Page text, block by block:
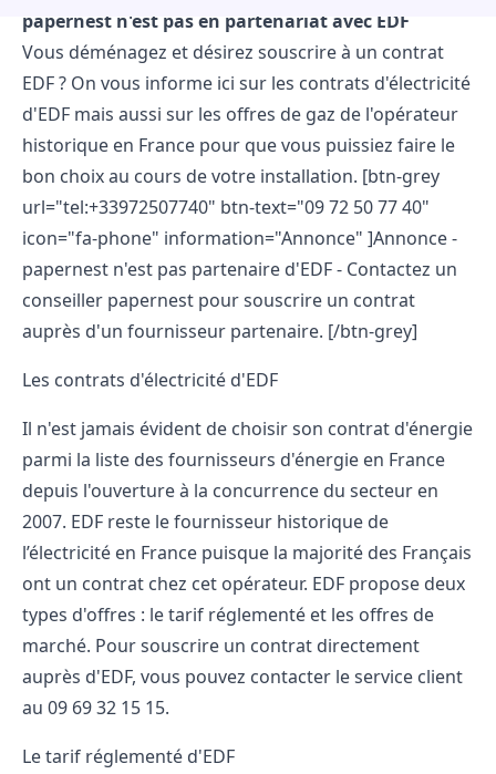
papernest n'est pas en partenariat avec EDF
Vous déménagez et désirez souscrire à un contrat
EDF ? On vous informe ici sur les contrats d'électricité
d'EDF mais aussi sur les offres de gaz de l'opérateur
historique en France pour que vous puissiez faire le
bon choix au cours de votre installation. [btn-grey
url="tel:+33972507740" btn-text="09 72 50 77 40"
icon="fa-phone" information="Annonce" ]Annonce -
papernest n'est pas partenaire d'EDF - Contactez un
conseiller papernest pour souscrire un contrat
auprès d'un fournisseur partenaire. [/btn-grey]
Les contrats d'électricité d'EDF
Il n'est jamais évident de choisir son contrat d'énergie
parmi la liste des fournisseurs d'énergie en France
depuis l'ouverture à la concurrence du secteur en
2007. EDF reste le fournisseur historique de
l’électricité en France puisque la majorité des Français
ont un contrat chez cet opérateur. EDF propose deux
types d'offres : le tarif réglementé et les offres de
marché. Pour souscrire un contrat directement
auprès d'EDF, vous pouvez contacter le service client
au 09 69 32 15 15.
Le tarif réglementé d'EDF